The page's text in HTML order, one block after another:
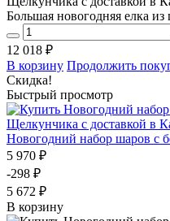
Большая новогодняя елка
12 018 ₽
В корзину Продолжить
Скидка!
Быстрый просмотр
Новогодний набор шаров с
5 970 ₽
-298 ₽
5 672 ₽
В корзину